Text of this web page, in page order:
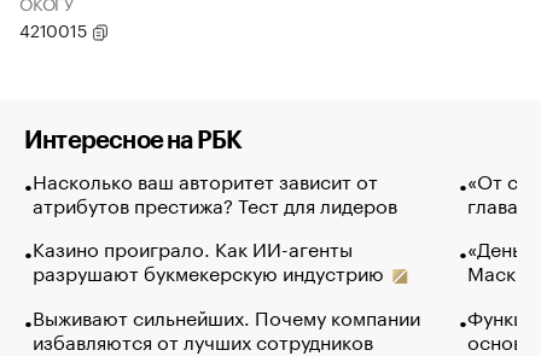
4210015
Интересное на РБК
Насколько ваш авторитет зависит от
атрибутов престижа? Тест для лидеров
Казино проиграло. Как ИИ-агенты
разрушают букмекерскую индустрию
Выживают сильнейших. Почему компании
избавляются от лучших сотрудников
«От
глава
Маск в
основ